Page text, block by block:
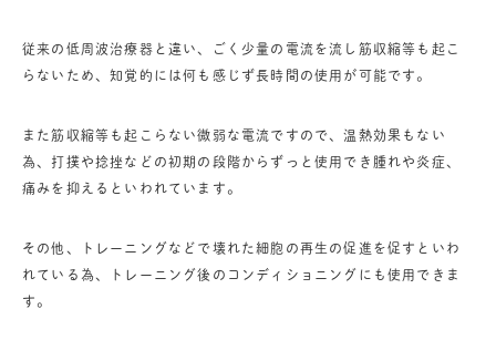
従来の低周波治療器と違い、ごく少量の電流を流し筋収縮等も起こ
らないため、知覚的には何も感じず長時間の使用が可能です。
また筋収縮等も起こらない微弱な電流ですので、温熱効果もない
為、打撲や捻挫などの初期の段階からずっと使用でき腫れや炎症、
痛みを抑えるといわれています。
その他、トレーニングなどで壊れた細胞の再生の促進を促すといわ
れている為、トレーニング後のコンディショニングにも使用できま
す。